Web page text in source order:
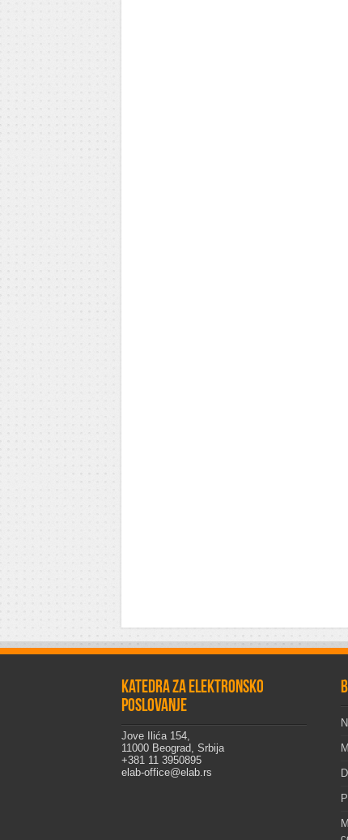
Katedra za elektronsko
poslovanje
Jove Ilića 154,
11000 Beograd, Srbija
+381 11 3950895
elab-office@elab.rs